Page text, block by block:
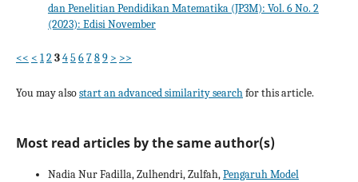
dan Penelitian Pendidikan Matematika (JP3M): Vol. 6 No. 2
(2023): Edisi November
<< < 12345 6789 > >>
You may alsostart an advanced similarity searchfor this article.
Most read articles by the same author(s)
Nadia Nur Fadilla, Zulhendri, Zulfah,Pengaruh Model